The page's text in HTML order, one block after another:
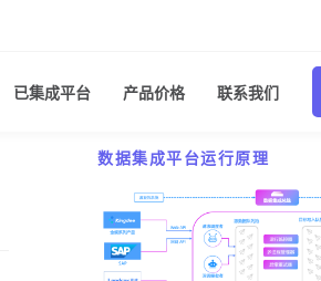
已集成平台 产品价格 联系我们
数据集成平台运行原理